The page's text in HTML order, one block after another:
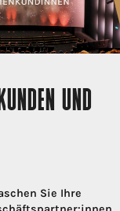
UND
Sie Ihre